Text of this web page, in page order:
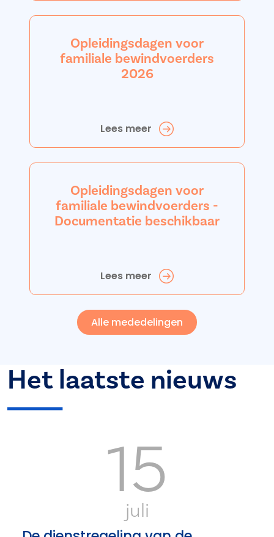
Opleidingsdagen voor
familiale bewindvoerders
2026
Lees meer
Opleidingsdagen voor
familiale bewindvoerders -
Documentatie beschikbaar
Lees meer
Alle mededelingen
Het laatste nieuws
15
juli